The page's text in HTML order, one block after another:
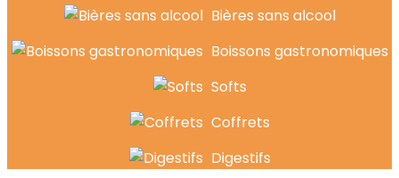
Bières sans alcool
Boissons gastronomiques
Softs
Coffrets
Digestifs